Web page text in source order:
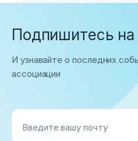
Подпишитесь на
И узнавайте о последних
ассоциации
Введите вашу почту